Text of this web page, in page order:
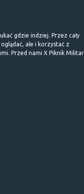
gdzie indziej. Przez cały
ale i korzystać z
Przed nami X Piknik